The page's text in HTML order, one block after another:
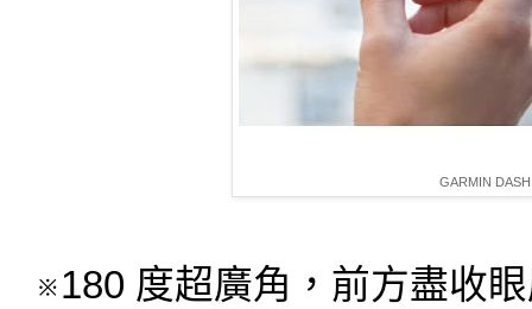
GARMIN
※180 度超廣角，前方盡收